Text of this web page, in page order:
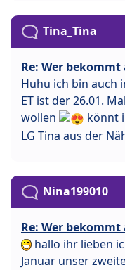
Tina_Tina
Re: Wer bekommt
Huhu ich bin auch
ET ist der 26.01.
wollen
könnt
LG Tina aus der
Nina199010
Re: Wer bekommt
hallo ihr lieben
Januar unser